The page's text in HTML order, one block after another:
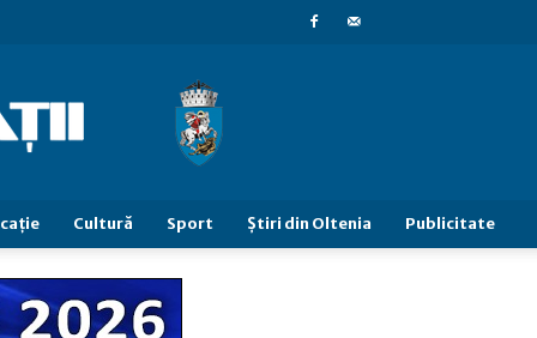
Cultură Sport Știri din Oltenia Publicitate